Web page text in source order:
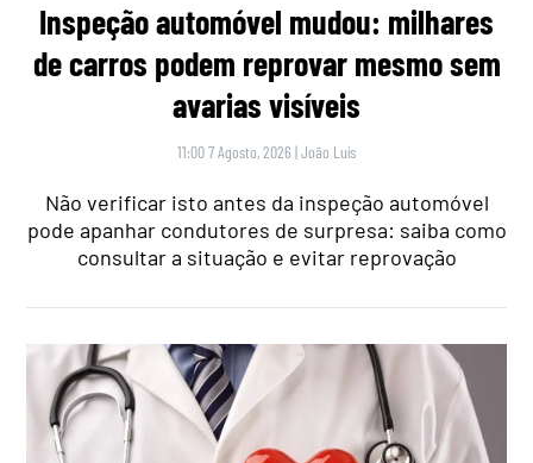
Inspeção automóvel mudou: milhares
de carros podem reprovar mesmo sem
avarias visíveis
11:00 7 Agosto, 2026 |João Luís
Não verificar isto antes da inspeção automóvel
pode apanhar condutores de surpresa: saiba como
consultar a situação e evitar reprovação